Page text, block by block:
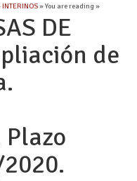
INTERINOS» You are reading »
DE
de